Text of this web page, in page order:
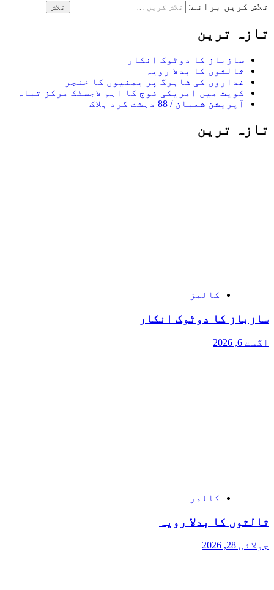
تلاش کریں برائے:
تازہ ترین
سازباز کا دوٹوک انکار
ثالثوں کا بدلا رویہ
غداروں کی شاہرگ پر یمنیوں کا خنجر
کویت میں امریکی فوج کا اہم لاجسٹک مرکز تباہ
آپریشن شعبان / 88 دہشت گرد ہلاک
تازہ ترین
کالمز
سازباز کا دوٹوک انکار
اگست 6, 2026
کالمز
ثالثوں کا بدلا رویہ
جولائی 28, 2026